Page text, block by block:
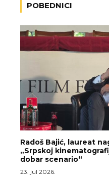
POBEDNICI
Radoš Bajić, laureat
„Srpskoj
dobar scenario“
23. jul 2026.